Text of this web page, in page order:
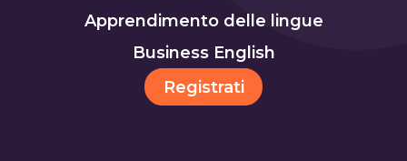
Apprendimento delle lingue
Business English
Registrati